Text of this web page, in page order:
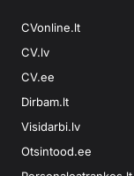
CVonline.lt
CV.lv
CV.ee
Dirbam.lt
Visidarbi.lv
Otsintood.ee